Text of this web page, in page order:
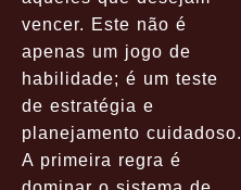
vencer. Este não é
apenas um jogo de
habilidade; é um teste
de estratégia e
planejamento cuidadoso.
A primeira regra é